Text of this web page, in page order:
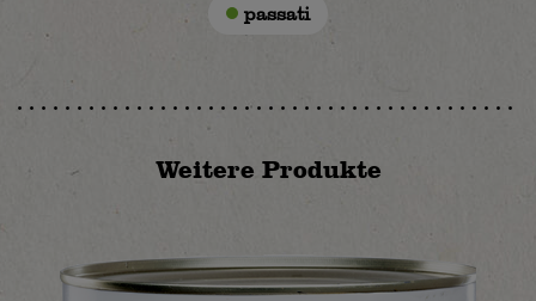
passati
Weitere Produkte